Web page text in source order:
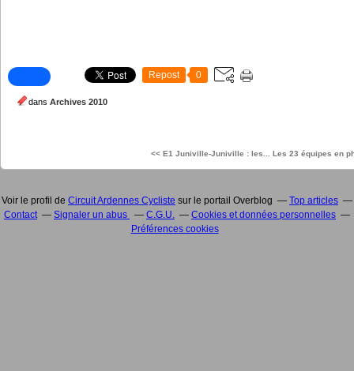
Repost 0
dans Archives 2010
<< E1 Juniville-Juniville : les... Les 23 équipes en
Voir le profil de Circuit Ardennes Cycliste sur le portail Overblog
Top articles
Contact
Signaler un abus C.G.U.
Cookies et données personnelles
Préférences cookies